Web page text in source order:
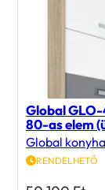
Global
80-as elem
Global konyha
RENDELHETŐ
50 100